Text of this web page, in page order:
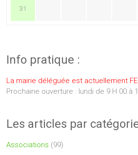
31
Info pratique :
La mairie déléguée est actuellement
Prochaine ouverture : lundi de 9 H 00 à
Les articles par
Associations (99)